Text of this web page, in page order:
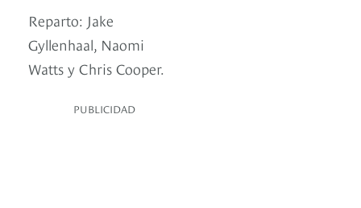
Reparto: Jake
Gyllenhaal, Naomi
Watts y Chris Cooper.
PUBLICIDAD